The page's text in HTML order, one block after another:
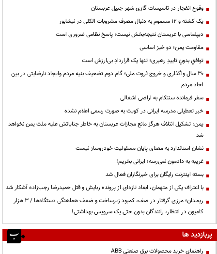
وقوع انفجار در تاسیسات گازی شهر جبیل عربستان
یک کشته و ۱۲ مسموم به دنبال مصرف مشروبات الکلی در نیشابور
دیپلماسی با عربستان نتیجه‌بخش نیست؛ پاسخ نظامی ضروری است
مقاومت یمن؛ دو خیز اساسی
توافقِ بدونِ تاییدِ رهبری؛ تنها یک قراردادِ بی‌ارزش است
۳۰ سال واگذاری و خروج ثروت ملی؛ گام دوم تضعیف بنیه مردم وایجاد نارضایتی در بین
احاد مردم
سفر فرمانده سنتکام به اراضی اشغالی
خبر تعطیلی مدرسه ایرانی در کویت به صورت رسمی اعلام نشده
یمن: تشکیل ائتلاف هرگز مانع مجازات عربستان به خاطر جنایاتش علیه ملت یمن نخواهد
شد
نشان استاندارد به معنای پایان مسئولیت خودروساز نیست
غریبه به دادمون نمی‌رسه؛ ایرانی بخریم!
بسته اینترنت رایگان برای خبرنگاران فعال شد
با اعتراف یکی از متهمان، ابعاد تازه‌ای از پرونده ربایش و قتل حمیدرضا رجب‌زاده آشکار شد
ریمـدان؛ مرزی گرفتار در صف، کمبود زیرساخت و ضعف هماهنگی دستگاه‌ها / ۳ هزار
کامیون در انتظار، رانندگان بدون حتی یک سرویس بهداشتی!
پربازدید ها
راهنمای خرید محصولات برق صنعتی ABB